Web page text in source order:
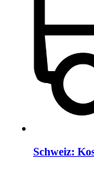
Schweiz: